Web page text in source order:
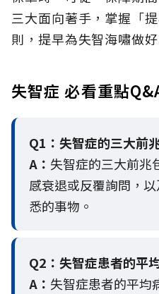
三大面向著手，掌握「
則，提早為失智海嘯做好
失智症 必看重點
Q1：失智症的三大前
A： 失智症的三大前兆
感衰退或反覆詢問，
悉的事物。
Q2： 失智症患者的平
A： 失智症患者的平均